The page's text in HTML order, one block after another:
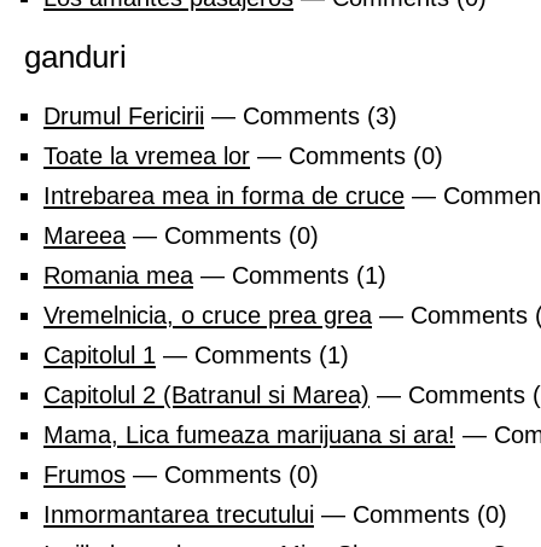
ganduri
Drumul Fericirii — Comments (3)
Toate la vremea lor — Comments (0)
Intrebarea mea in forma de cruce —
Mareea — Comments (0)
Romania mea — Comments (1)
Vremelnicia, o cruce prea grea — Comments
Capitolul 1 — Comments (1)
Capitolul 2 (Batranul si Marea) — Comments
Mama, Lica fumeaza marijuana si ara! —
Frumos — Comments (0)
Inmormantarea trecutului — Comments (0)